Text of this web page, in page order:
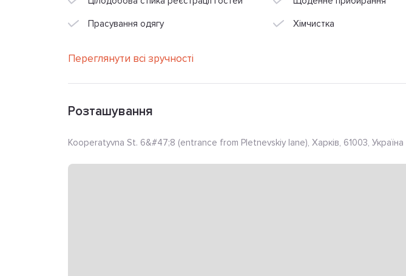
Прасування одягу Хімчистка
Переглянути всі зручності
Розташування
Kooperatyvna St. 6&#47;8 (entrance from Pletnevskiy lane), Харків, 61003, Україна